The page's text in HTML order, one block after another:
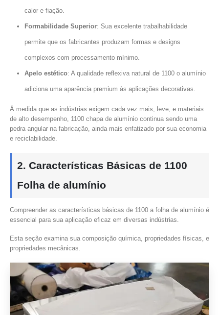
calor e fiação.
Formabilidade Superior: Sua excelente trabalhabilidade
permite que os fabricantes produzam formas e designs
complexos com processamento mínimo.
Apelo estético: A qualidade reflexiva natural de 1100 o alumínio
adiciona uma aparência premium às aplicações decorativas.
À medida que as indústrias exigem cada vez mais, leve, e materiais
de alto desempenho, 1100 chapa de alumínio continua sendo uma
pedra angular na fabricação, ainda mais enfatizado por sua economia
e reciclabilidade.
2. Características Básicas de 1100
Folha de alumínio
Compreender as características básicas de 1100 a folha de alumínio é
essencial para sua aplicação eficaz em diversas indústrias.
Esta seção examina sua composição química, propriedades físicas, e
propriedades mecânicas.